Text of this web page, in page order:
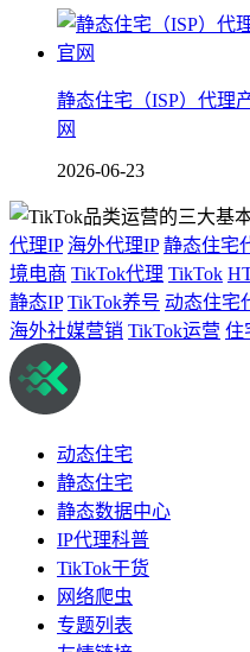
静态住宅（ISP）代理
网
2026-06-23
代理IP 海外代理IP 静态住宅
境电商 TikTok代理 TikTok
静态IP TikTok养号 动态住宅
海外社媒营销 TikTok运营 住
动态住宅
静态住宅
静态数据中心
IP代理科普
TikTok干货
网络爬虫
专题列表